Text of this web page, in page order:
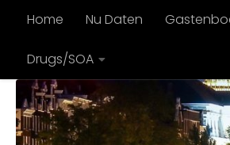
Doorgaan naar inhoud
Home Nu Daten
Drugs/SOA